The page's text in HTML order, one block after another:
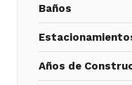
Baños
Años de